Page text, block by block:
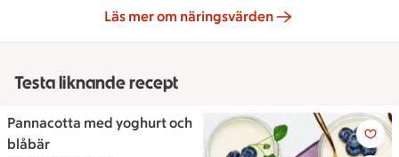
Läs mer om näringsvärden
Testa liknande recept
Pannacotta med yoghurt och
blåbär
Pannacotta med yoghurt och